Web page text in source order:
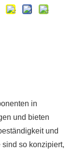
in
und bieten
und
sind so konzipiert,